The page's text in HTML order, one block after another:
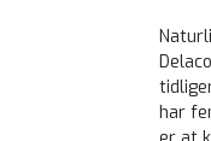
har